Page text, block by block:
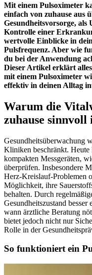
Mit einem Pulsoximeter
einfach von zuhause aus
Gesundheitsvorsorge,
Kontrolle einer
wertvolle Einblicke in
Pulsfrequenz. Aber wie
du bei der Anwendung
Dieser Artikel erklärt
mit einem Pulsoximeter
effektiv in deinen Alltag
Warum die
zuhause sinnvoll
Gesundheitsüberwachung
Kliniken beschränkt.
kompakten Messgeräten,
überprüfen. Insbesondere
Herz-Kreislauf-Problemen
Möglichkeit, ihre
behalten. Durch
Gesundheitszustand
wann ärztliche Beratung
bietet jedoch nicht nur
Rolle in der
So funktioniert ein